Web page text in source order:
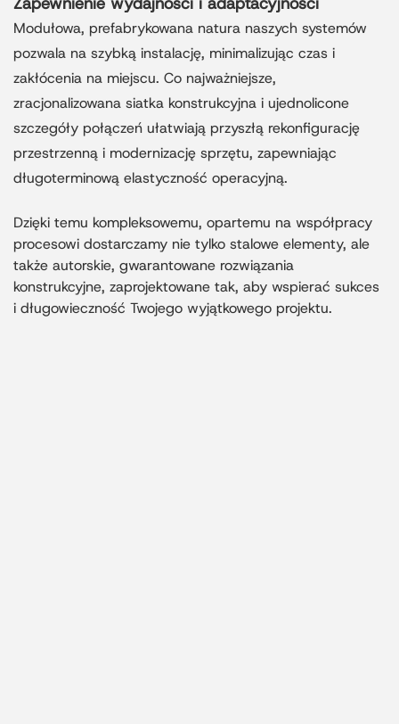
Modułowa, prefabrykowana natura naszych systemów
pozwala na szybką instalację, minimalizując czas i
zakłócenia na miejscu. Co najważniejsze,
zracjonalizowana siatka konstrukcyjna i ujednolicone
szczegóły połączeń ułatwiają przyszłą rekonfigurację
przestrzenną i modernizację sprzętu, zapewniając
długoterminową elastyczność operacyjną.
Dzięki temu kompleksowemu, opartemu na współpracy
procesowi dostarczamy nie tylko stalowe elementy, ale
także autorskie, gwarantowane rozwiązania
konstrukcyjne, zaprojektowane tak, aby wspierać sukces
i długowieczność Twojego wyjątkowego projektu.